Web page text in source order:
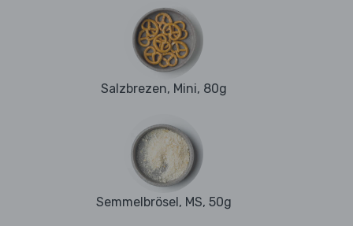
Salzbrezen, Mini, 80g
Semmelbrösel, MS, 50g